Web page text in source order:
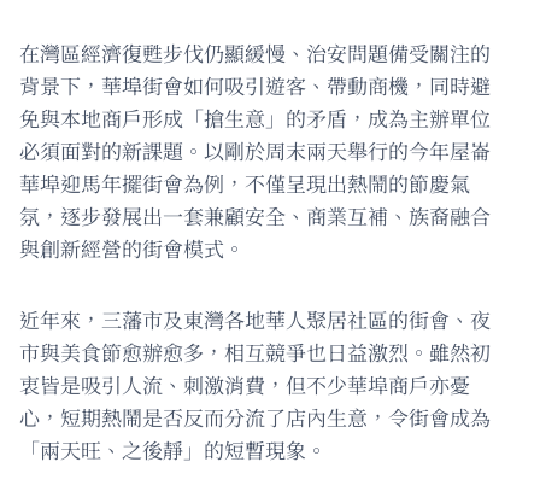
在灣區經濟復甦步伐仍顯緩慢、治安問題備受關注的
背景下，華埠街會如何吸引遊客、帶動商機，同時避
免與本地商戶形成「搶生意」的矛盾，成為主辦單位
必須面對的新課題。以剛於周末兩天舉行的今年屋崙
華埠迎馬年擺街會為例，不僅呈現出熱鬧的節慶氣
氛，逐步發展出一套兼顧安全、商業互補、族裔融合
與創新經營的街會模式。
近年來，三藩市及東灣各地華人聚居社區的街會、夜
市與美食節愈辦愈多，相互競爭也日益激烈。雖然初
衷皆是吸引人流、刺激消費，但不少華埠商戶亦憂
心，短期熱鬧是否反而分流了店內生意，令街會成為
「兩天旺、之後靜」的短暫現象。